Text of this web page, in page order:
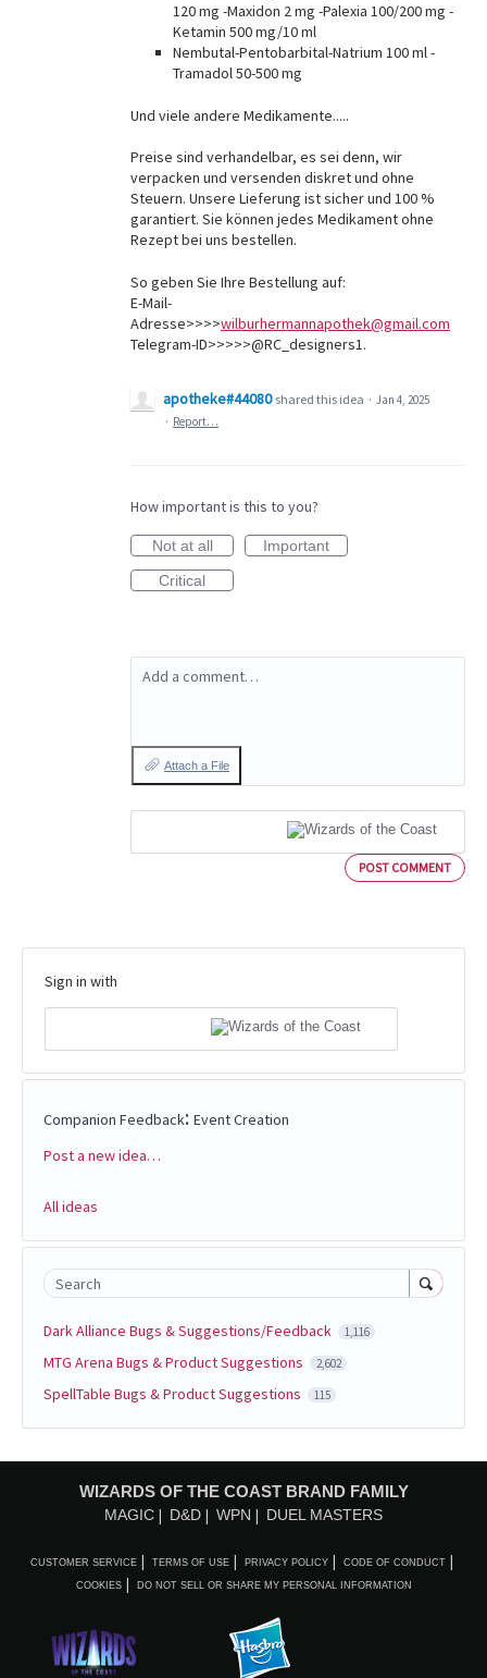
120 mg -Maxidon 2 mg -Palexia 100/200 mg -
Ketamin 500 mg/10 ml
Nembutal-Pentobarbital-Natrium 100 ml -
Tramadol 50-500 mg
Und viele andere Medikamente.....
Preise sind verhandelbar, es sei denn, wir
verpacken und versenden diskret und ohne
Steuern. Unsere Lieferung ist sicher und 100 %
garantiert. Sie können jedes Medikament ohne
Rezept bei uns bestellen.
So geben Sie Ihre Bestellung auf:
E-Mail-
Adresse>>>>wilburhermannapothek@gmail.com
Telegram-ID>>>>>@RC_designers1.
apotheke#44080 shared this idea · Jan 4, 2025
· Report…
How important is this to you?
Not at all
Important
Critical
Add a comment…
Attach a File
POST COMMENT
Sign in with
Companion Feedback: Event Creation
Categories
Post a new idea…
All ideas
Search
Dark Alliance Bugs & Suggestions/Feedback 1,116
MTG Arena Bugs & Product Suggestions 2,602
SpellTable Bugs & Product Suggestions 115
WIZARDS OF THE COAST BRAND FAMILY
MAGIC D&D WPN DUEL MASTERS
CUSTOMER SERVICE TERMS OF USE PRIVACY POLICY CODE OF CONDUCT
COOKIES DO NOT SELL OR SHARE MY PERSONAL INFORMATION